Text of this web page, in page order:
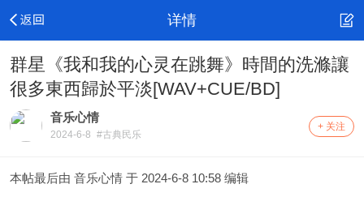
详情
群星《我和我的心灵在跳舞》時間的洗滌讓
很多東西歸於平淡[WAV+CUE/BD]
音乐心情
2024-6-8 #古典民乐
+ 关注
本帖最后由 音乐心情 于 2024-6-8 10:58 编辑